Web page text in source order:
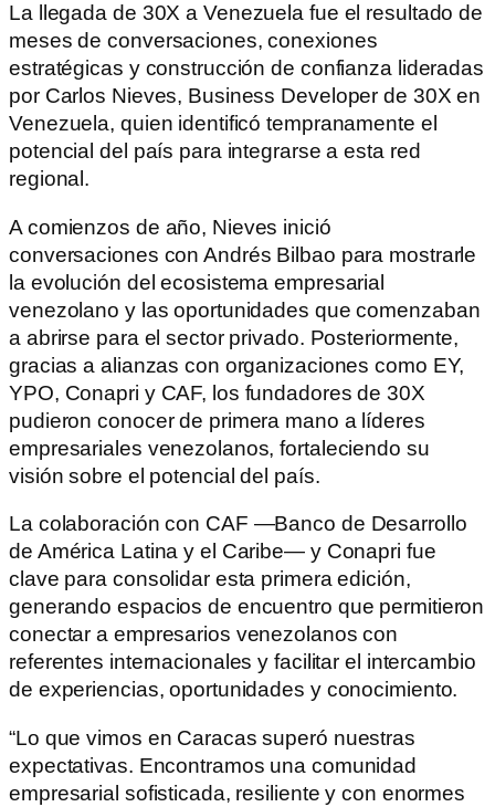
La llegada de 30X a Venezuela fue el resultado de
meses de conversaciones, conexiones
estratégicas y construcción de confianza lideradas
por Carlos Nieves, Business Developer de 30X en
Venezuela, quien identificó tempranamente el
potencial del país para integrarse a esta red
regional.
A comienzos de año, Nieves inició
conversaciones con Andrés Bilbao para mostrarle
la evolución del ecosistema empresarial
venezolano y las oportunidades que comenzaban
a abrirse para el sector privado. Posteriormente,
gracias a alianzas con organizaciones como EY,
YPO, Conapri y CAF, los fundadores de 30X
pudieron conocer de primera mano a líderes
empresariales venezolanos, fortaleciendo su
visión sobre el potencial del país.
La colaboración con CAF —Banco de Desarrollo
de América Latina y el Caribe— y Conapri fue
clave para consolidar esta primera edición,
generando espacios de encuentro que permitieron
conectar a empresarios venezolanos con
referentes internacionales y facilitar el intercambio
de experiencias, oportunidades y conocimiento.
“Lo que vimos en Caracas superó nuestras
expectativas. Encontramos una comunidad
empresarial sofisticada, resiliente y con enormes